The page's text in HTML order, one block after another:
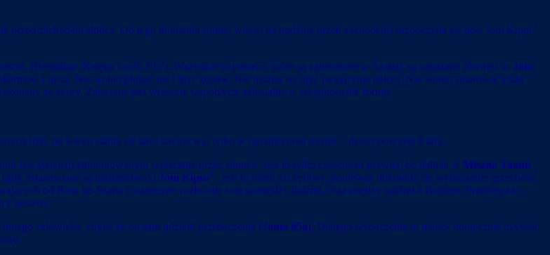
zachodem słońca. Od tego momentu (mniej więcej na godzinę przed zachodem) rozpoczyna się post Jom Kipur,
(Bemidbar /Księga Liczb 29:7). Wszystkie czynności, które są zabronione w Szabat, są zakazane również w Jom
i picia. Nie wolno płukać ust i myć zębów. Nie można się myć (wyłącznie palce). Nie wolno smarować ciała
ze skóry. Zakazane jest wreszcie współżycie seksualne w jakiejkolwiek formie.
(tzn. od wieku stania się bar i bat micwa; tylko w ograniczonej formie – dzieci powyżej 9 lat).
jest świętem zdominowanym wyłącznie przez smutek. Jest to tylko częściowa prawda, bo jednak w Miszna Taanit
ustanawiane są małżeństwa) i Jom Kipur“. Jest to dzień szczęśliwy, ponieważ dokonuje się wybaczenie grzechów,
od Rosz ha-Szana i ostateczne rozlicznie win pomiędzy ludźmi, oraz między ludźmi a Bogiem. Przebiega to
z postem.
człowieka, chyba że on sam udzielił przebaczenia (Joma 85a). Dlatego wybaczenie to należy koniecznie uzyskać